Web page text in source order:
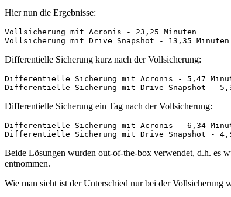
Hier nun die Ergebnisse:
Vollsicherung mit Acronis - 23,25 Minuten
Vollsicherung mit Drive Snapshot - 13,35 Minuten
Differentielle Sicherung kurz nach der Vollsicherung:
Differentielle Sicherung mit Acronis - 5,47
Differentielle Sicherung mit Drive Snapshot -
Differentielle Sicherung ein Tag nach der Vollsicherung:
Differentielle Sicherung mit Acronis - 6,34
Differentielle Sicherung mit Drive Snapshot -
Beide Lösungen wurden out-of-the-box verwendet, d.h. es
entnommen.
Wie man sieht ist der Unterschied nur bei der